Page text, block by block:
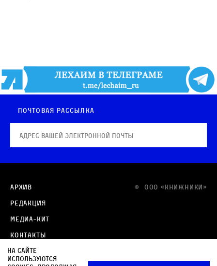
Почтовая рассылка
© OOO «КНИЖНИКИ»
Архив
Редакция
Медиа-кит
Контакты
Политика в отношении обработки персональных
данных
На сайте
используются